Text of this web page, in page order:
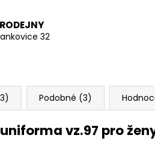
32
Podobné (3)
vz.97 pro